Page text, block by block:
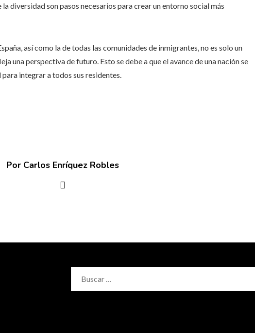
diversidad son pasos necesarios para crear un entorno social más
así como la de todas las comunidades de inmigrantes, no es solo un
una perspectiva de futuro. Esto se debe a que el avance de una nación se
integrar a todos sus residentes.
Por Carlos Enríquez Robles